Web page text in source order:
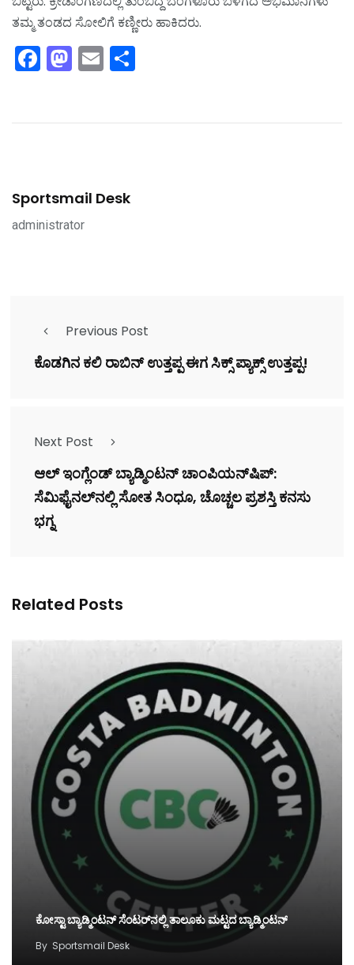
ತಮ್ಮ ತಂಡದ ಸೋಲಿಗೆ ಕಣ್ಣೀರು ಹಾಕಿದರು.
Facebook
Mastodon
Email
Sportsmail Desk
administrator
Previous Post
ಕೊಡಗಿನ ಕಲಿ ರಾಬಿನ್ ಉತ್ತಪ್ಪ ಈಗ ಸಿಕ್ಸ್ ಪ್ಯಾಕ್ಸ್ ಉತ್ತಪ್ಪ!
Next Post
ಆಲ್ ಇಂಗ್ಲೆಂಡ್ ಬ್ಯಾಡ್ಮಿಂಟನ್ ಚಾಂಪಿಯನ್‌ಷಿಪ್:
ಸೆಮಿಫೈನಲ್‌ನಲ್ಲಿ ಸೋತ ಸಿಂಧೂ, ಚೊಚ್ಚಲ ಪ್ರಶಸ್ತಿ ಕನಸು
ಭಗ್ನ
Related Posts
ಕೋಸ್ಟಾ ಬ್ಯಾಡ್ಮಿಂಟನ್‌ ಸೆಂಟರ್‌ನಲ್ಲಿ ತಾಲೂಕು ಮಟ್ಟದ ಬ್ಯಾಡ್ಮಿಂಟನ್‌
By Sportsmail Desk